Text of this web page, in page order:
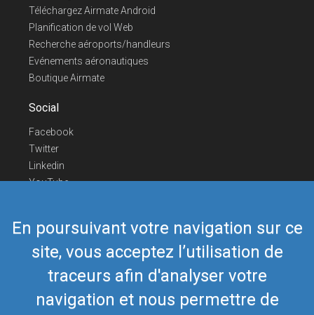
En poursuivant votre navigation sur ce
site, vous acceptez l’utilisation de
traceurs afin d'analyser votre
navigation et nous permettre de
Téléchargez Airmate Android
Planification de vol Web
Recherche aéroports/handleurs
Evénements aéronautiques
Boutique Airmate
Social
Facebook
Twitter
Linkedin
YouTube
Nous contacter
Téléphone Europe+352 26441835
Téléphone US/Canada418-592-8862
(c) Myriel Aviation SA